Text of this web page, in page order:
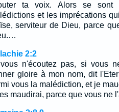
ta voix. Alors se sont
et les imprécations
serviteur de Dieu, parce
2:2
n'écoutez pas, si vous
gloire à mon nom, dit
vous la malédiction, et je
maudirai, parce que vous ne